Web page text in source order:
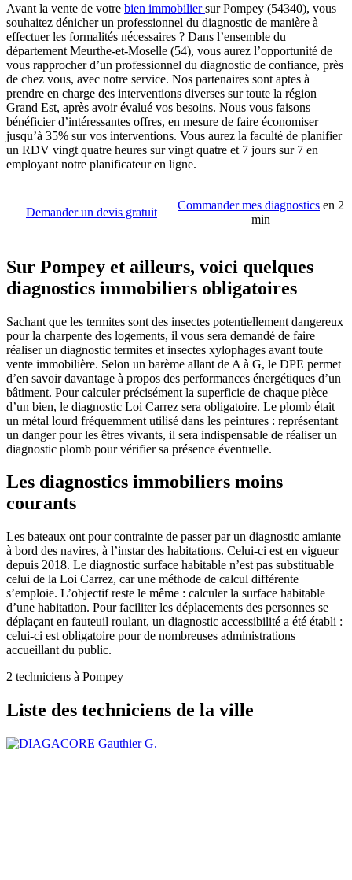
Avant la vente de votre bien immobiliersur Pompey (54340), vous
souhaitez dénicher un professionnel du diagnostic de manière à
effectuer les formalités nécessaires ? Dans l’ensemble du
département Meurthe-et-Moselle (54), vous aurez l’opportunité de
vous rapprocher d’un professionnel du diagnostic de confiance, près
de chez vous, avec notre service. Nos partenaires sont aptes à
prendre en charge des interventions diverses sur toute la région
Grand Est, après avoir évalué vos besoins. Nous vous faisons
bénéficier d’intéressantes offres, en mesure de faire économiser
jusqu’à 35% sur vos interventions. Vous aurez la faculté de planifier
un RDV vingt quatre heures sur vingt quatre et 7 jours sur 7 en
employant notre planificateur en ligne.
Demander un devis gratuit
Commander mes diagnostics en 2
min
Sur Pompey et ailleurs, voici quelques
diagnostics immobiliers obligatoires
Sachant que les termites sont des insectes potentiellement dangereux
pour la charpente des logements, il vous sera demandé de faire
réaliser un diagnostic termites et insectes xylophages avant toute
vente immobilière. Selon un barème allant de A à G, le DPE permet
d’en savoir davantage à propos des performances énergétiques d’un
bâtiment. Pour calculer précisément la superficie de chaque pièce
d’un bien, le diagnostic Loi Carrez sera obligatoire. Le plomb était
un métal lourd fréquemment utilisé dans les peintures : représentant
un danger pour les êtres vivants, il sera indispensable de réaliser un
diagnostic plomb pour vérifier sa présence éventuelle.
Les diagnostics immobiliers moins
courants
Les bateaux ont pour contrainte de passer par un diagnostic amiante
à bord des navires, à l’instar des habitations. Celui-ci est en vigueur
depuis 2018. Le diagnostic surface habitable n’est pas substituable
celui de la Loi Carrez, car une méthode de calcul différente
s’emploie. L’objectif reste le même : calculer la surface habitable
d’une habitation. Pour faciliter les déplacements des personnes se
déplaçant en fauteuil roulant, un diagnostic accessibilité a été établi :
celui-ci est obligatoire pour de nombreuses administrations
accueillant du public.
2 techniciens à Pompey
Liste des techniciens de la ville
Gauthier G.